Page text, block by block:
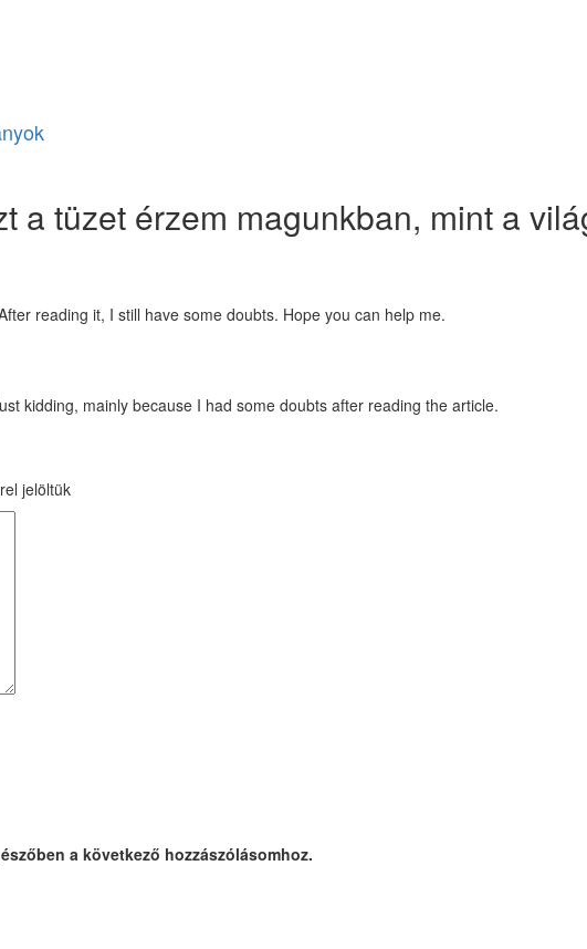
a tüzet érzem magunkban, mint a
reading it, I still have some doubts. Hope you can help me.
kidding, mainly because I had some doubts after reading the article.
jelöltük
a következő hozzászólásomhoz.